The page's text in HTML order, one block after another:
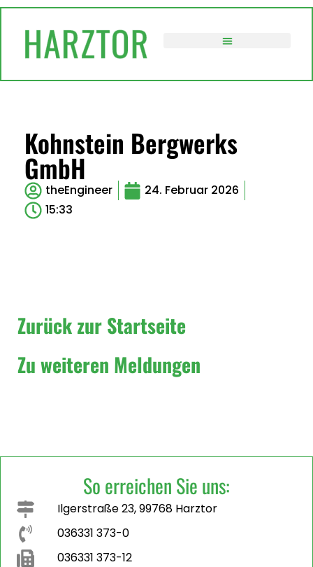
Kohnstein Bergwerks
GmbH
theEngineer
24. Februar 2026
15:33
Zurück zur Startseite
Zu weiteren Meldungen
So erreichen Sie uns:
Ilgerstraße 23, 99768 Harztor
036331 373-0
036331 373-12